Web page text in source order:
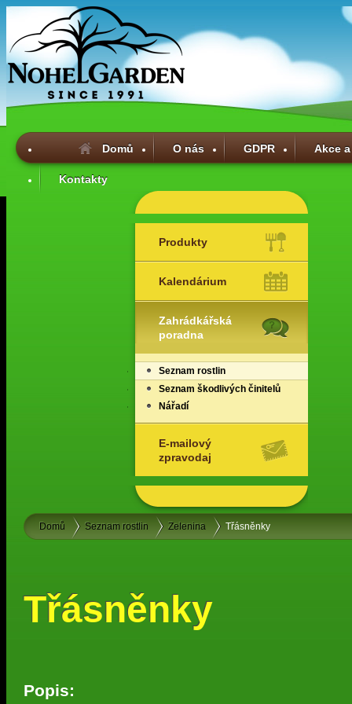
Domů O nás GDPR Akce
Kontakty
Produkty
Kalendárium
Zahrádkářská
poradna
Seznam rostlin
Seznam škodlivých činitelů
Nářadí
E-mailový
zpravodaj
Domů Seznam rostlin Zelenina Třásněnky
Třásněnky
Popis: